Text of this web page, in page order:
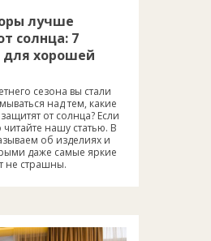
лучше
солнца: 7
для хорошей
сезона вы стали
над тем, какие
от солнца? Если
читайте нашу статью. В
об изделиях и
даже самые яркие
не страшны.